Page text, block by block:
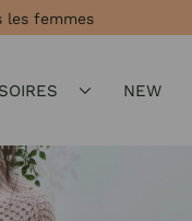
les femmes
NEW